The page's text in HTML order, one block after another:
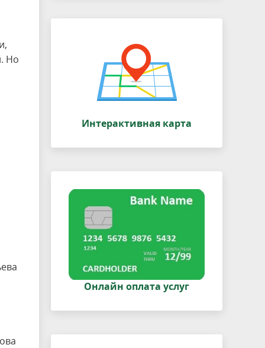
Но
Интерактивная карта
Онлайн оплата услуг